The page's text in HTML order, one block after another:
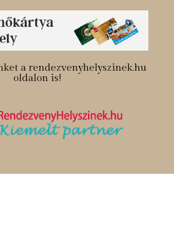
a rendezvenyhelyszinek.hu
oldalon is!